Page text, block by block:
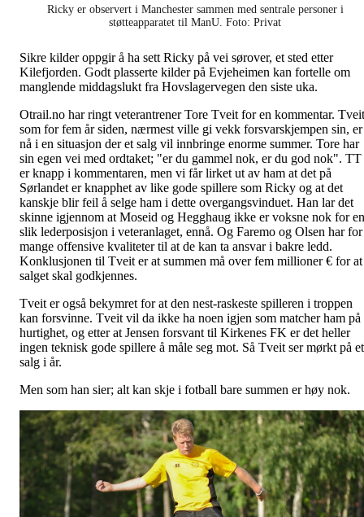
Ricky er observert i Manchester sammen med sentrale personer i
støtteapparatet til ManU. Foto: Privat
Sikre kilder oppgir å ha sett Ricky på vei sørover, et sted etter
Kilefjorden. Godt plasserte kilder på Evjeheimen kan fortelle om
manglende middagslukt fra Hovslagervegen den siste uka.
Otrail.no har ringt veterantrener Tore Tveit for en kommentar. Tveit
som for fem år siden, nærmest ville gi vekk forsvarskjempen sin, er
nå i en situasjon der et salg vil innbringe enorme summer. Tore har
sin egen vei med ordtaket; "er du gammel nok, er du god nok". TT
er knapp i kommentaren, men vi får lirket ut av ham at det på
Sørlandet er knapphet av like gode spillere som Ricky og at det
kanskje blir feil å selge ham i dette overgangsvinduet. Han lar det
skinne igjennom at Moseid og Hegghaug ikke er voksne nok for en
slik lederposisjon i veteranlaget, ennå. Og Faremo og Olsen har for
mange offensive kvaliteter til at de kan ta ansvar i bakre ledd.
Konklusjonen til Tveit er at summen må over fem millioner € for at
salget skal godkjennes.
Tveit er også bekymret for at den nest-raskeste spilleren i troppen
kan forsvinne. Tveit vil da ikke ha noen igjen som matcher ham på
hurtighet, og etter at Jensen forsvant til Kirkenes FK er det heller
ingen teknisk gode spillere å måle seg mot. Så Tveit ser mørkt på et
salg i år.
Men som han sier; alt kan skje i fotball bare summen er høy nok.